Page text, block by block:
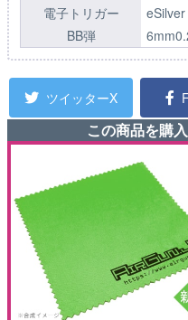
電子トリガー
BB弾
ツイッターX
この商品を購